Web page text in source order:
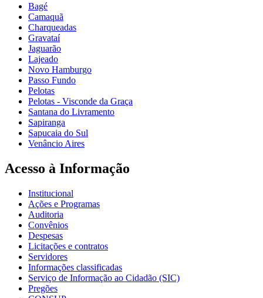
Bagé
Camaquã
Charqueadas
Gravataí
Jaguarão
Lajeado
Novo Hamburgo
Passo Fundo
Pelotas
Pelotas - Visconde da Graça
Santana do Livramento
Sapiranga
Sapucaia do Sul
Venâncio Aires
Acesso à Informação
Institucional
Ações e Programas
Auditoria
Convênios
Despesas
Licitações e contratos
Servidores
Informações classificadas
Serviço de Informação ao Cidadão (SIC)
Pregões